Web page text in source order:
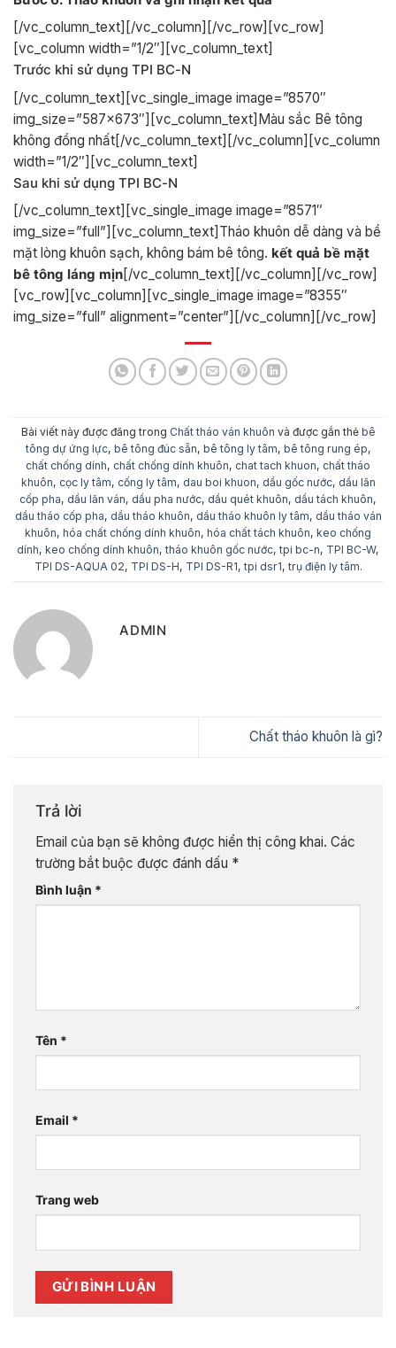
[/vc_column_text][/vc_column][/vc_row][vc_row]
[vc_column width=”1/2″][vc_column_text]
Trước khi sử dụng TPI BC-N
[/vc_column_text][vc_single_image image=”8570″
img_size=”587×673″][vc_column_text]Màu sắc Bê tông
không đồng nhất[/vc_column_text][/vc_column][vc_column
width=”1/2″][vc_column_text]
Sau khi sử dụng TPI BC-N
[/vc_column_text][vc_single_image image=”8571″
img_size=”full”][vc_column_text]Tháo khuôn dễ dàng và bề
mặt lòng khuôn sạch, không bám bê tông. kết quả bề mặt
bê tông láng mịn[/vc_column_text][/vc_column][/vc_row]
[vc_row][vc_column][vc_single_image image=”8355″
img_size=”full” alignment=”center”][/vc_column][/vc_row]
Bài viết này được đăng trong Chất tháo ván khuôn và được gắn thẻ bê
tông dự ứng lực, bê tông đúc sẵn, bê tông ly tâm, bê tông rung ép,
chất chống dính, chất chống dính khuôn, chat tach khuon, chất tháo
khuôn, cọc ly tâm, cống ly tâm, dau boi khuon, dầu gốc nước, dầu lăn
cốp pha, dầu lăn ván, dầu pha nước, dầu quét khuôn, dầu tách khuôn,
dầu tháo cốp pha, dầu tháo khuôn, dầu tháo khuôn ly tâm, dầu tháo ván
khuôn, hóa chất chống dính khuôn, hóa chất tách khuôn, keo chống
dính, keo chống dính khuôn, tháo khuôn gốc nước, tpi bc-n, TPI BC-W,
TPI DS-AQUA 02, TPI DS-H, TPI DS-R1, tpi dsr1, trụ điện ly tâm.
ADMIN
Chất tháo khuôn là gì?
Trả lời
Email của bạn sẽ không được hiển thị công khai. Các
trường bắt buộc được đánh dấu *
Bình luận *
Tên *
Email *
Trang web